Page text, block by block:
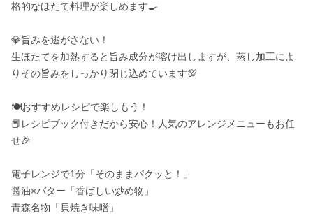
格的なほたて料理が楽しめます🍳
💎旨みを逃がさない！
生ほたてを加熱すると旨み成分が溶け出しますが、蒸し加工によ
りその旨みをしっかり閉じ込めています💯
🍽️おすすめレシピで楽しもう！
📕レシピブック付きだから安心！人気のアレンジメニューもお任
せ🎉
電子レンジで1分「そのままパクッと！」
醤油×バター「香ばしい炒め物」
青森名物「貝焼き味噌」